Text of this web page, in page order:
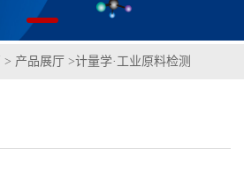
> 产品展厅 >计量学·工业原料检测